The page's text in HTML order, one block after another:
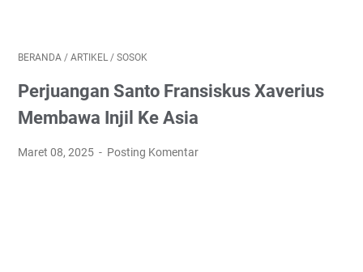
BERANDA / ARTIKEL / SOSOK
Perjuangan Santo Fransiskus Xaverius
Membawa Injil Ke Asia
Maret 08, 2025 Posting Komentar